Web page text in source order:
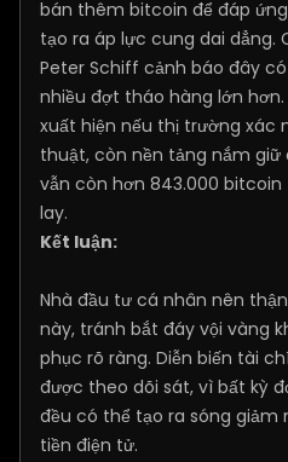
bán thêm bitcoin để đáp
tạo ra áp lực cung dai dẳng.
Peter Schiff cảnh báo đây
nhiều đợt tháo hàng lớn hơn.
xuất hiện nếu thị trường xác
thuật, còn nền tảng nắm giữ
vẫn còn hơn 843.000
lay.
Kết luận:
Nhà đầu tư cá nhân nên
này, tránh bắt đáy vội vàng
phục rõ ràng. Diễn biến tài
được theo dõi sát, vì bất kỳ
đều có thể tạo ra sóng
tiền điện tử.